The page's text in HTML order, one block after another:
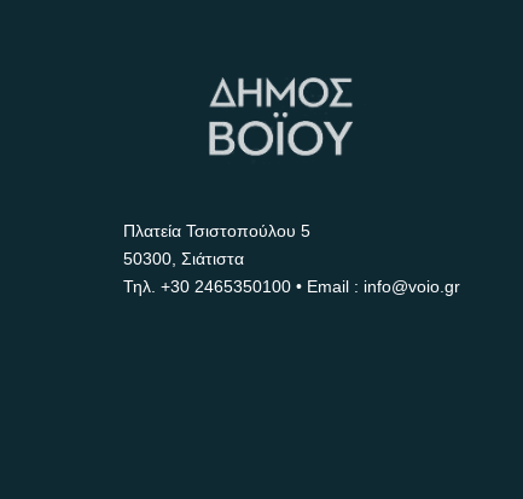
Πλατεία Τσιστοπούλου 5
50300, Σιάτιστα
Τηλ. +30 2465350100 • Email : info@voio.gr